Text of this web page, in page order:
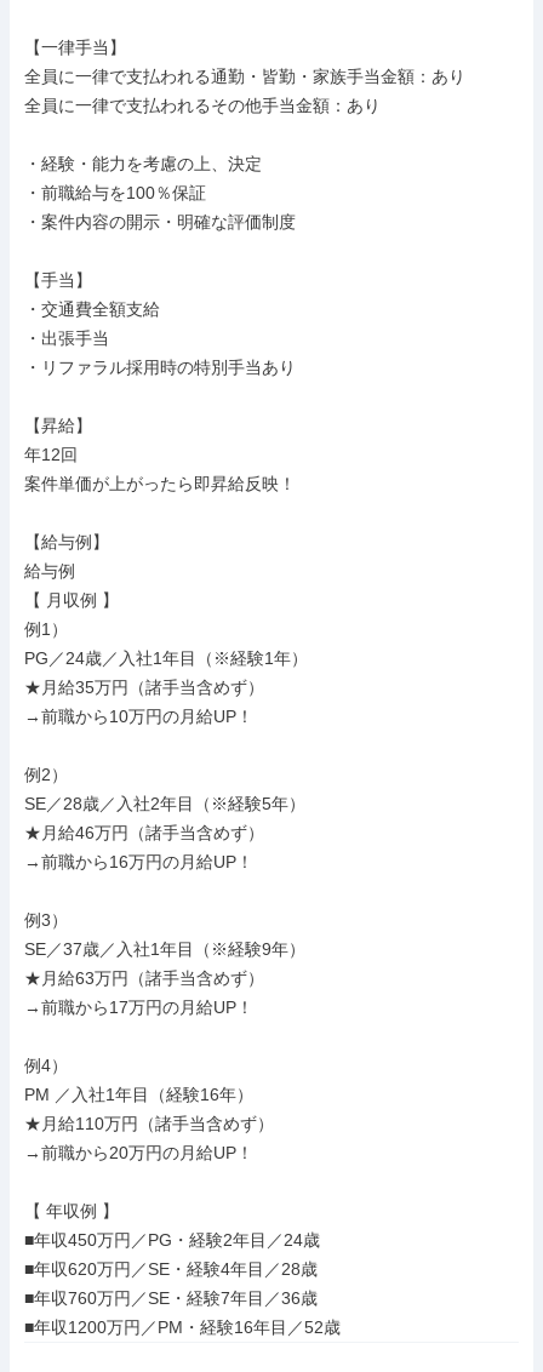
【一律手当】
全員に一律で支払われる通勤・皆勤・家族手当金額：あり
全員に一律で支払われるその他手当金額：あり
・経験・能力を考慮の上、決定
・前職給与を100％保証
・案件内容の開示・明確な評価制度
【手当】
・交通費全額支給
・出張手当
・リファラル採用時の特別手当あり
【昇給】
年12回
案件単価が上がったら即昇給反映！
【給与例】
給与例
【 月収例 】
例1）
PG／24歳／入社1年目（※経験1年）
★月給35万円（諸手当含めず）
→前職から10万円の月給UP！
例2）
SE／28歳／入社2年目（※経験5年）
★月給46万円（諸手当含めず）
→前職から16万円の月給UP！
例3）
SE／37歳／入社1年目（※経験9年）
★月給63万円（諸手当含めず）
→前職から17万円の月給UP！
例4）
PM ／入社1年目（経験16年）
★月給110万円（諸手当含めず）
→前職から20万円の月給UP！
【 年収例 】
■年収450万円／PG・経験2年目／24歳
■年収620万円／SE・経験4年目／28歳
■年収760万円／SE・経験7年目／36歳
■年収1200万円／PM・経験16年目／52歳